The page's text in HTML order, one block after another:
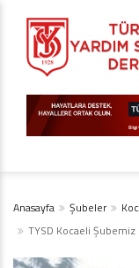
Anasayfa Şubeler
TYSD Kocaeli Şubemiz